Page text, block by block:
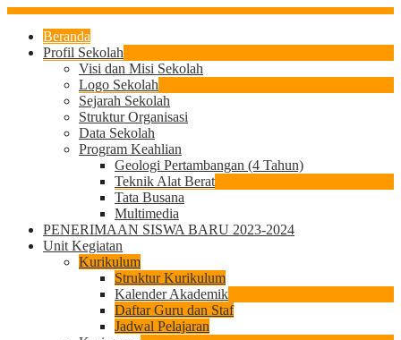
Beranda
Profil Sekolah
Visi dan Misi Sekolah
Logo Sekolah
Sejarah Sekolah
Struktur Organisasi
Data Sekolah
Program Keahlian
Geologi Pertambangan (4 Tahun)
Teknik Alat Berat
Tata Busana
Multimedia
PENERIMAAN SISWA BARU 2023-2024
Unit Kegiatan
Kurikulum
Struktur Kurikulum
Kalender Akademik
Daftar Guru dan Staf
Jadwal Pelajaran